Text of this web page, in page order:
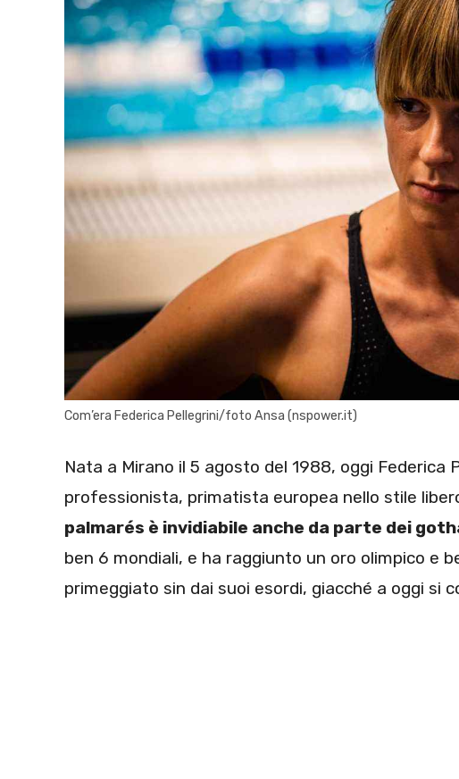
Com’era Federica Pellegrini/foto Ansa (nspower.it)
Nata a Mirano il 5 agosto del 1988, oggi Federica
professionista, primatista europea nello stile
palmarés è invidiabile anche da parte dei
ben 6 mondiali, e ha raggiunto un oro olimpico e
primeggiato sin dai suoi esordi, giacché a oggi si